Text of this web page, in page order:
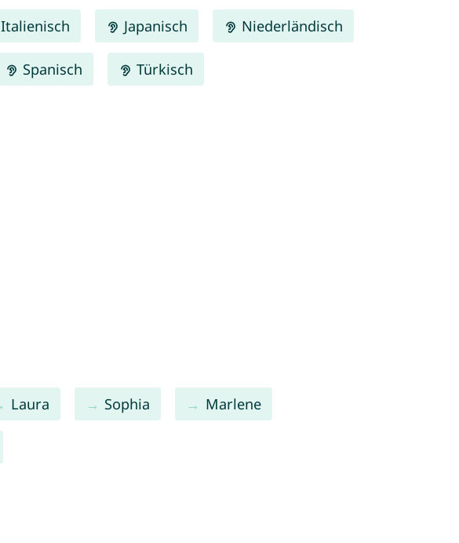
Italienisch Japanisch Niederländisch
Spanisch Türkisch
Laura Sophia Marlene